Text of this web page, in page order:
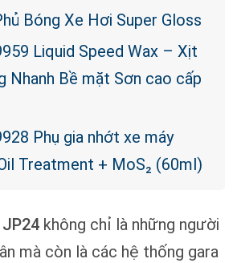
Bóng Xe Hơi Super Gloss
Liquid Speed Wax – Xịt
Nhanh Bề mặt Sơn cao cấp
Phụ gia nhớt xe máy
Treatment + MoS₂ (60ml)
JP24 không chỉ là những người
mà còn là các hệ thống gara